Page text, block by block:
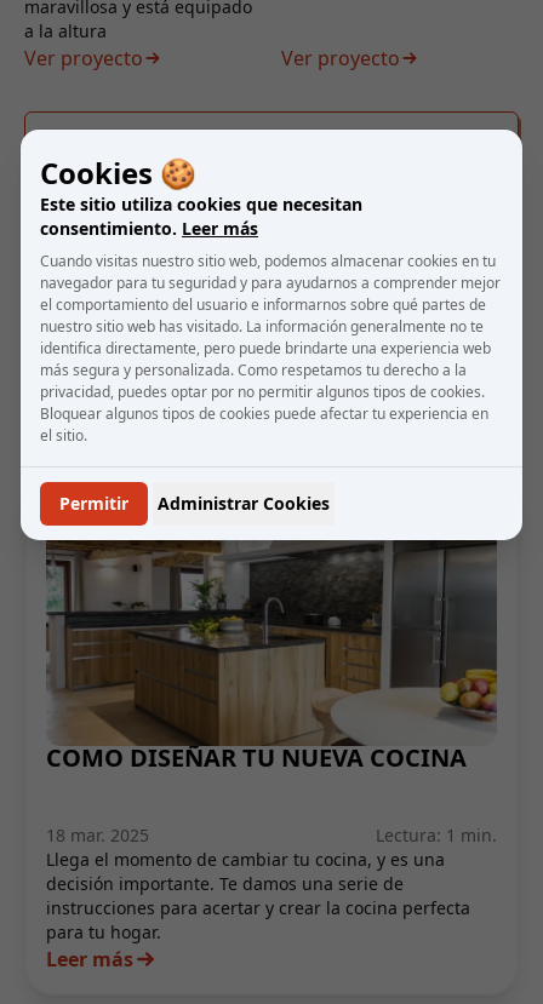
maravillosa y está equipado
a la altura
Ver proyecto Ver proyecto
Ver todos los proyectos
Blog
COMO DISEÑAR TU NUEVA COCINA
18 mar. 2025
Lectura: 1 min.
Llega el momento de cambiar tu cocina, y es una
decisión importante. Te damos una serie de
instrucciones para acertar y crear la cocina perfecta
para tu hogar.
Leer más
Cookies 🍪
Este sitio utiliza cookies que necesitan
consentimiento. Leer más
Cuando visitas nuestro sitio web, podemos almacenar cookies en tu
navegador para tu seguridad y para ayudarnos a comprender mejor
el comportamiento del usuario e informarnos sobre qué partes de
nuestro sitio web has visitado. La información generalmente no te
identifica directamente, pero puede brindarte una experiencia web
más segura y personalizada. Como respetamos tu derecho a la
privacidad, puedes optar por no permitir algunos tipos de cookies.
Bloquear algunos tipos de cookies puede afectar tu experiencia en
el sitio.
Permitir Administrar Cookies